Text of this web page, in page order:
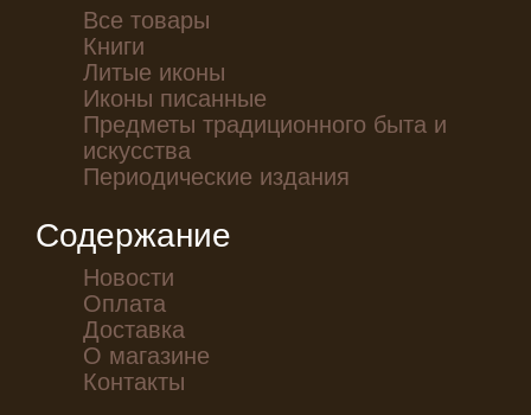
Все товары
Книги
Литые иконы
Иконы писанные
Предметы традиционного быта и
искусства
Периодические издания
Содержание
Новости
Оплата
Доставка
О магазине
Контакты